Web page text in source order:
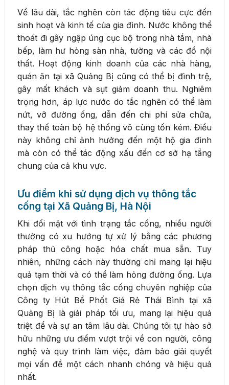
Về lâu dài, tắc nghẽn còn tác động tiêu cực đến
sinh hoạt và kinh tế của gia đình. Nước không thể
thoát đi gây ngập úng cục bộ trong nhà tắm, nhà
bếp, làm hư hỏng sàn nhà, tường và các đồ nội
thất. Hoạt động kinh doanh của các nhà hàng,
quán ăn tại xã Quảng Bị cũng có thể bị đình trệ,
gây mất khách và sụt giảm doanh thu. Nghiêm
trọng hơn, áp lực nước do tắc nghẽn có thể làm
nứt, vỡ đường ống, dẫn đến chi phí sửa chữa,
thay thế toàn bộ hệ thống vô cùng tốn kém. Điều
này không chỉ ảnh hưởng đến một hộ gia đình
mà còn có thể tác động xấu đến cơ sở hạ tầng
chung của cả khu vực.
Ưu điểm khi sử dụng dịch vụ thông tắc
cống tại Xã Quảng Bị, Hà Nội
Khi đối mặt với tình trạng tắc cống, nhiều người
thường có xu hướng tự xử lý bằng các phương
pháp thủ công hoặc hóa chất mua sẵn. Tuy
nhiên, những cách này thường chỉ mang lại hiệu
quả tạm thời và có thể làm hỏng đường ống. Lựa
chọn dịch vụ thông tắc cống chuyên nghiệp của
Công ty Hút Bể Phốt Giá Rẻ Thái Bình tại xã
Quảng Bị là giải pháp tối ưu, mang lại hiệu quả
triệt để và sự an tâm lâu dài. Chúng tôi tự hào sở
hữu những ưu điểm vượt trội về con người, công
nghệ và quy trình làm việc, đảm bảo giải quyết
mọi vấn đề một cách nhanh chóng và hiệu quả
nhất.